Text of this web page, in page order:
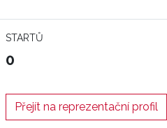
STARTŮ
0
Přejít na reprezentační profil